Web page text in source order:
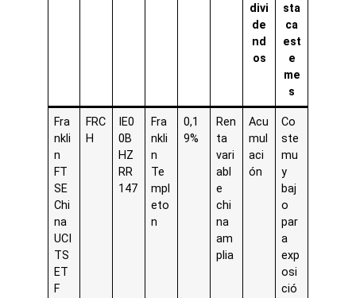
divi
de
nd
os
sta
ca
est
e
me
s
Fra
nkli
n
FT
SE
Chi
na
UCI
TS
ET
F
FRC
H
IE0
0B
HZ
RR
147
Fra
nkli
n
Te
mpl
eto
n
0,1
9%
Ren
ta
vari
abl
e
chi
na
am
plia
Acu
mul
aci
ón
Co
ste
mu
y
baj
o
par
a
exp
osi
ció